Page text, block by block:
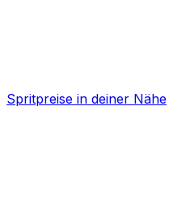
Spritpreise in deiner Nähe